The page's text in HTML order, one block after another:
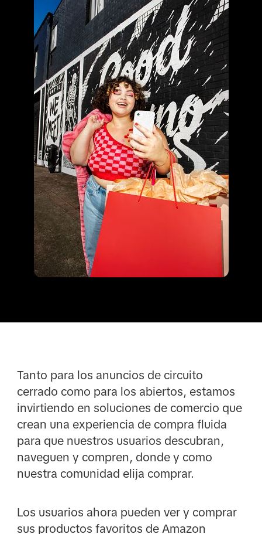
Tanto para los anuncios de circuito
cerrado como para los abiertos, estamos
invirtiendo en soluciones de comercio que
crean una experiencia de compra fluida
para que nuestros usuarios descubran,
naveguen y compren, donde y como
nuestra comunidad elija comprar.
Los usuarios ahora pueden ver y comprar
sus productos favoritos de Amazon